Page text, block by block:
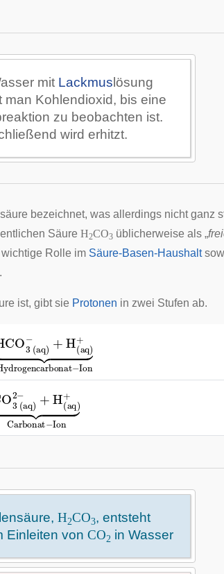
mit Lackmus lösung
man Kohlendioxid, bis eine
zu beobachten ist.
wird erhitzt.
bezeichnet, was allerdings nicht ganz
Säure H2CO3 üblicherweise als „
Rolle im Säure-Basen-Haushalt
ist, gibt sie Protonen in zwei Stufen ab.
HCO aq )− −
CO aq)2−
Ion
H2CO3, entsteht
Einleiten vonCO2 in Wasser